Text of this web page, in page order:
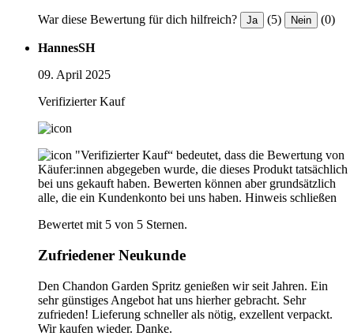
War diese Bewertung für dich hilfreich? Ja (5) Nein (0)
HannesSH
09. April 2025
Verifizierter Kauf
"Verifizierter Kauf“ bedeutet, dass die Bewertung von
Käufer:innen abgegeben wurde, die dieses Produkt tatsächlich
bei uns gekauft haben. Bewerten können aber grundsätzlich
alle, die ein Kundenkonto bei uns haben. Hinweis schließen
Bewertet mit 5 von 5 Sternen.
Zufriedener Neukunde
Den Chandon Garden Spritz genießen wir seit Jahren. Ein
sehr günstiges Angebot hat uns hierher gebracht. Sehr
zufrieden! Lieferung schneller als nötig, exzellent verpackt.
Wir kaufen wieder. Danke.